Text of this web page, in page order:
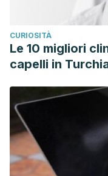
CURIOSITÀ
Le 10 migliori
capelli in